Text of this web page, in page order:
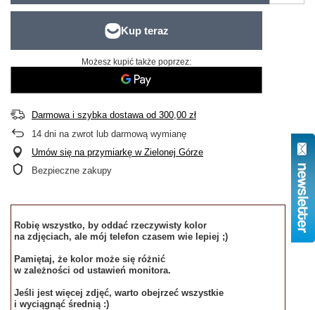
Możesz kupić także poprzez:
Darmowa i szybka dostawaod 300,00 zł
14 dni na zwrot lub darmową wymianę
Umów się na przymiarkę w Zielonej Górze
Bezpieczne zakupy
Robię wszystko, by oddać rzeczywisty kolor
na zdjęciach, ale mój telefon czasem wie lepiej ;)
Pamiętaj, że kolor może się różnić
w zależności od ustawień monitora.
Jeśli jest więcej zdjęć, warto obejrzeć wszystkie
i wyciągnąć średnią :)